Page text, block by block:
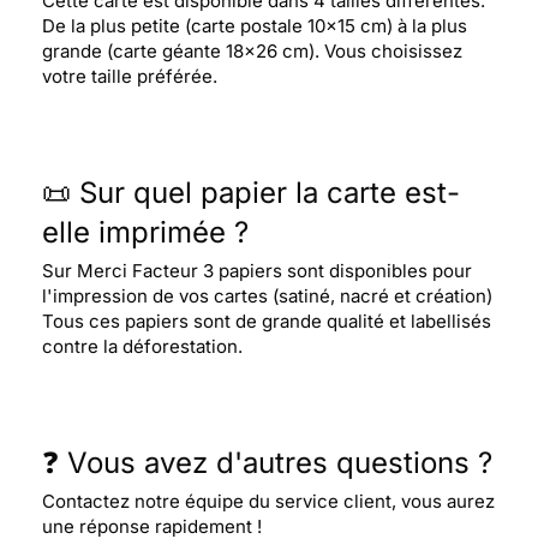
De la plus petite (carte postale 10x15 cm) à la plus
grande (carte géante 18x26 cm). Vous choisissez
votre taille préférée.
📜 Sur quel papier la carte est-
elle imprimée ?
Sur Merci Facteur 3 papiers sont disponibles pour
l'impression de vos cartes (satiné, nacré et création)
Tous ces papiers sont de grande qualité et labellisés
contre la déforestation.
❓ Vous avez d'autres questions ?
Contactez notre équipe du service client, vous aurez
une réponse rapidement !